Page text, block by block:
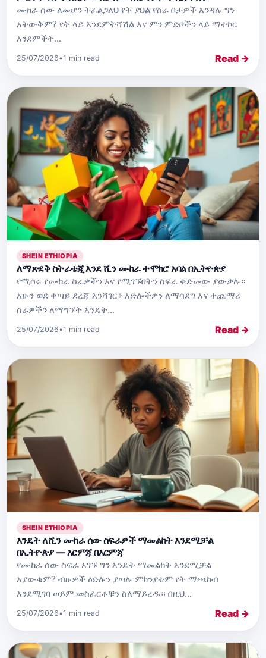
ሙከራ ሰው ለመሆን ትፈልጋለህ የት ያህል የስራ ቦታዎች እንዳሉ ግን
አትውቅም? የት ላይ እንደምትሻሽል እና ምን ምድቦችን ላይ ማተኮር
እንደምችት...
25/07/2026•1 min read Read →
SHEIN ETHIOPIA
ለማጽደቅ ስትራቴጂ እንደ ሺን ሙከራ ተሞክሮ አባል በኢትዮጵያ
የሚሰሩ የሙከራ ስራዎችን እና የሚገኙበትን ስፍራ ቀድመው ያውቃሉ።
አሁን ወደ ቀጣይ ደረጃ እንሻገር፥ እድሎችዎን ለማሳደግ እና ተጨማሪ
ስራዎችን ለማግኘት እንዴት...
25/07/2026•1 min read Read →
SHEIN ETHIOPIA
እንዴት ለሺን ሙከራ ሰው ስፍራዎች ማመልከት እንደሚቻል
በኢትዮጵያ — እርምጃ በእርምጃ
የሙከራ ሰው ስፍራ አገኙ ግን እንዴት ማመልከት እንደሚቻል
አያውቁም? ብዙዎች ዕድሉን ያጣሉ ምክንያቱም የት ማጫከብ
እንደሚገባ ወይም መስፈርቶቹን ስለማይረዱ። በዚህ...
25/07/2026•1 min read Read →